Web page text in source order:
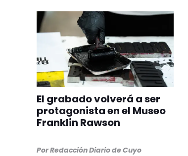
El grabado volverá a ser
protagonista en el Museo
Franklin Rawson
PorRedacción Diario de Cuyo